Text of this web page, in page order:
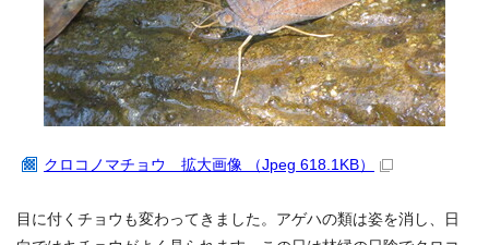
クロコノマチョウ 拡大画像 （Jpeg 618.1KB）
目に付くチョウも変わってきました。アゲハの類は姿を消し、日